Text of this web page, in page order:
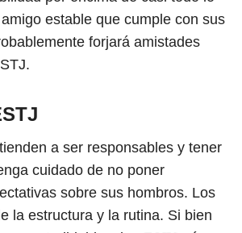
estable que cumple con sus
forjará amistades
a ser responsables y tener
cuidado de no poner
sobre sus hombros. Los
la estructura y la rutina. Si bien